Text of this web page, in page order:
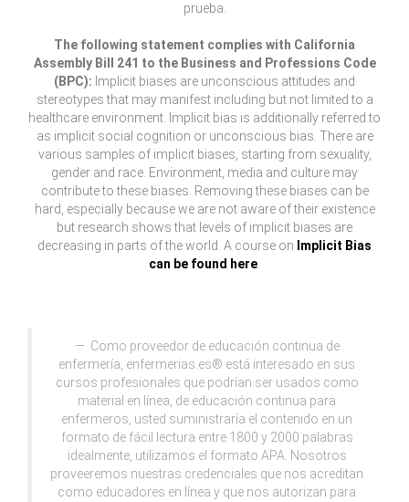
prueba.
The following statement complies with California
Assembly Bill 241 to the Business and Professions Code
(BPC): Implicit biases are unconscious attitudes and
stereotypes that may manifest including but not limited to a
healthcare environment. Implicit bias is additionally referred to
as implicit social cognition or unconscious bias. There are
various samples of implicit biases, starting from sexuality,
gender and race. Environment, media and culture may
contribute to these biases. Removing these biases can be
hard, especially because we are not aware of their existence
but research shows that levels of implicit biases are
decreasing in parts of the world. A course on Implicit Bias
can be found here
Como proveedor de educación continua de
enfermería, enfermerias.es® está interesado en sus
cursos profesionales que podrían ser usados como
material en línea, de educación continua para
enfermeros, usted suministraría el contenido en un
formato de fácil lectura entre 1800 y 2000 palabras
idealmente, utilizamos el formato APA. Nosotros
proveeremos nuestras credenciales que nos acreditan
como educadores en línea y que nos autorizan para